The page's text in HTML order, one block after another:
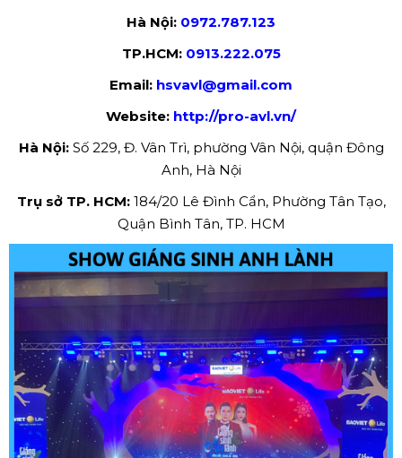
Hà Nội: 0972.787.123
TP.HCM: 0913.222.075
Email: hsvavl@gmail.com
Website: http://pro-avl.vn/
Hà Nội:Số 229, Đ. Vân Trì, phường Vân Nội, quận Đông
Anh, Hà Nội
Trụ sở TP. HCM:184/20 Lê Đình Cẩn, Phường Tân Tạo,
Quận Bình Tân, TP. HCM